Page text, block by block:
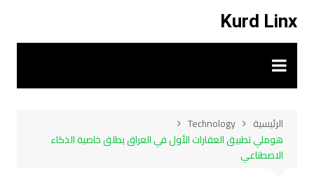
المحتوى
Kurd Linx
الرئيسية
Technology
هوملي تطبيق العقارات الأول في العراق يطلق خاصية الذكاء
الاصطناعي